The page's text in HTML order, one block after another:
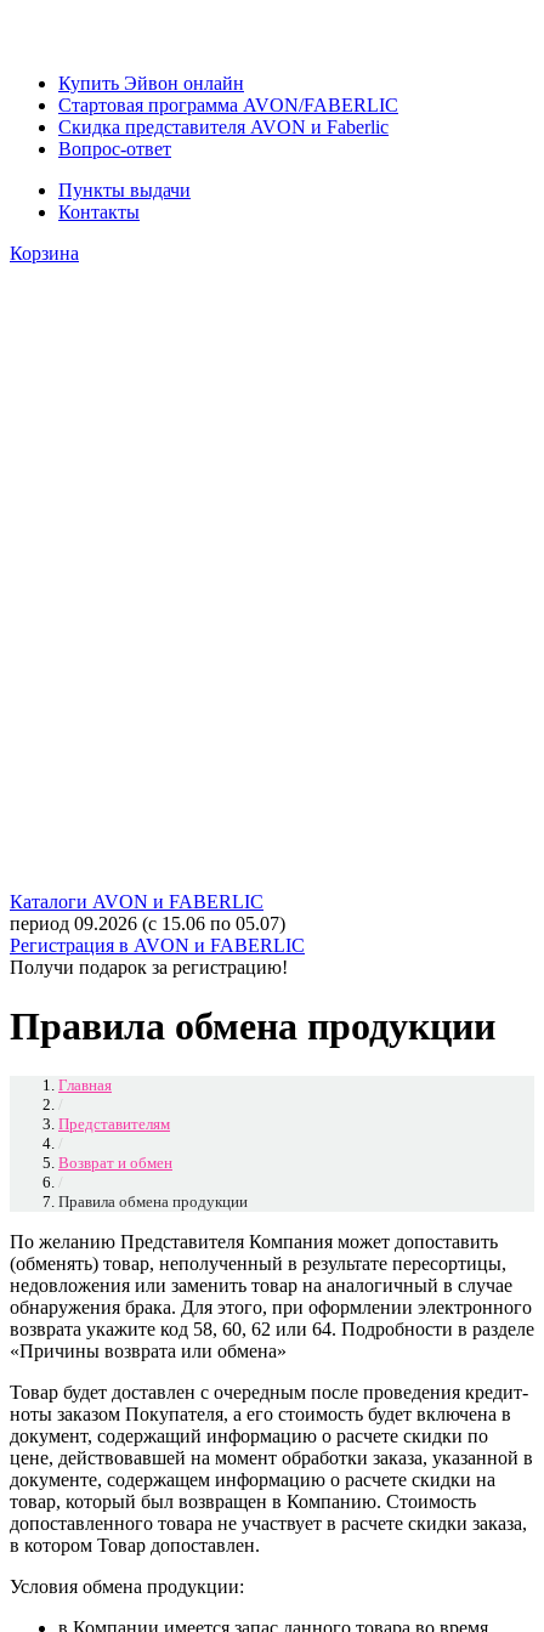
Купить Эйвон онлайн
Стартовая программа AVON/FABERLIC
Скидка представителя AVON и Faberlic
Вопрос-ответ
Пункты выдачи
Контакты
Корзина
Каталоги AVON и FABERLIC
период 09.2026 (с 15.06 по 05.07)
Регистрация в AVON и FABERLIC
Получи подарок за регистрацию!
Правила обмена продукции
Главная
/
Представителям
/
Возврат и обмен
/
Правила обмена продукции
По желанию Представителя Компания может допоставить
(обменять) товар, неполученный в результате пересортицы,
недовложения или заменить товар на аналогичный в случае
обнаружения брака. Для этого, при оформлении электронного
возврата укажите код 58, 60, 62 или 64. Подробности в разделе
«Причины возврата или обмена»
Товар будет доставлен с очередным после проведения кредит-
ноты заказом Покупателя, а его стоимость будет включена в
документ, содержащий информацию о расчете скидки по
цене, действовавшей на момент обработки заказа, указанной в
документе, содержащем информацию о расчете скидки на
товар, который был возвращен в Компанию. Стоимость
допоставленного товара не участвует в расчете скидки заказа,
в котором Товар допоставлен.
Условия обмена продукции:
в Компании имеется запас данного товара во время